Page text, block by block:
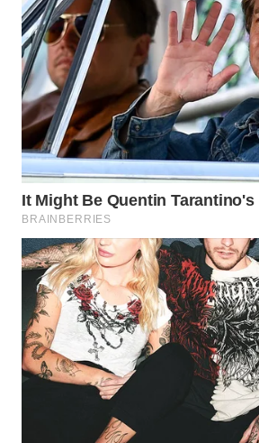
KOPEKLIN
PORTAL
KONSUMEN
FORWAMKI
ALPERKLINAS
FORJASIDA
TAMBANG
NEWS
SITUNGIR
NEWS
SIDIKALANG